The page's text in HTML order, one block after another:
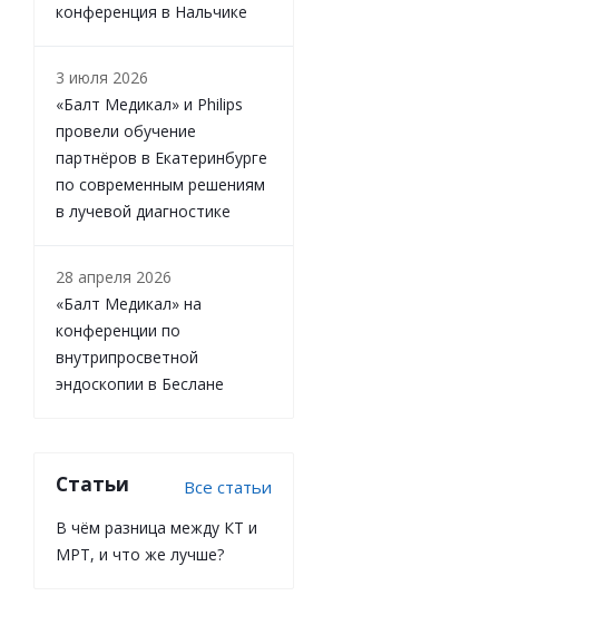
конференция в Нальчике
3 июля 2026
«Балт Медикал» и Philips
провели обучение
партнёров в Екатеринбурге
по современным решениям
в лучевой диагностике
28 апреля 2026
«Балт Медикал» на
конференции по
внутрипросветной
эндоскопии в Беслане
Статьи Все статьи
В чём разница между КТ и
МРТ, и что же лучше?